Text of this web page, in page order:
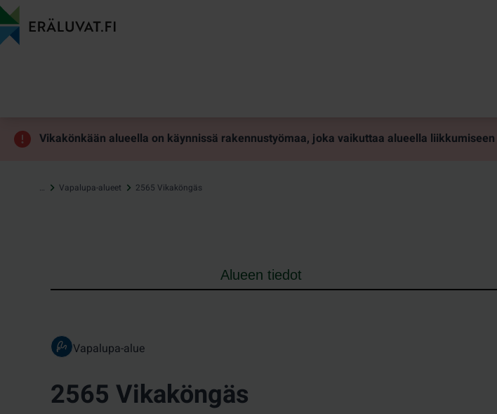
Hyppää
sisältöön
Vikakönkään alueella on käynnissä rakennustyömaa, joka vaikuttaa alueella
… Vapalupa-alueet 2565 Vikaköngäs
Alueen tiedot
Vapalupa-alue
2565 Vikaköngäs